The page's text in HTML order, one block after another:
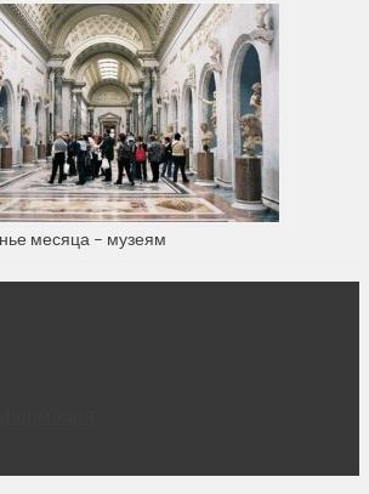
месяца – музеям